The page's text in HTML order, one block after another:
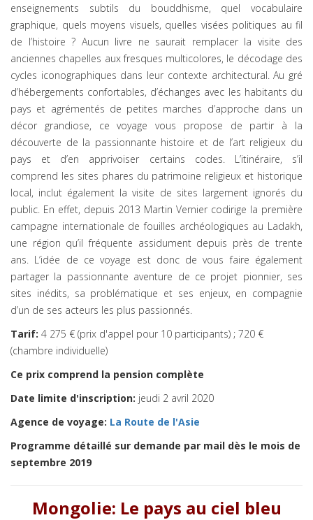
enseignements subtils du bouddhisme, quel vocabulaire
graphique, quels moyens visuels, quelles visées politiques au fil
de l’histoire ? Aucun livre ne saurait remplacer la visite des
anciennes chapelles aux fresques multicolores, le décodage des
cycles iconographiques dans leur contexte architectural. Au gré
d’hébergements confortables, d’échanges avec les habitants du
pays et agrémentés de petites marches d’approche dans un
décor grandiose, ce voyage vous propose de partir à la
découverte de la passionnante histoire et de l’art religieux du
pays et d’en apprivoiser certains codes. L’itinéraire, s’il
comprend les sites phares du patrimoine religieux et historique
local, inclut également la visite de sites largement ignorés du
public. En effet, depuis 2013 Martin Vernier codirige la première
campagne internationale de fouilles archéologiques au Ladakh,
une région qu’il fréquente assidument depuis près de trente
ans. L’idée de ce voyage est donc de vous faire également
partager la passionnante aventure de ce projet pionnier, ses
sites inédits, sa problématique et ses enjeux, en compagnie
d’un de ses acteurs les plus passionnés.
Tarif: 4 275 € (prix d'appel pour 10 participants) ; 720 €
(chambre individuelle)
Ce prix comprend la pension complète
Date limite d'inscription: jeudi 2 avril 2020
Agence de voyage: La Route de l'Asie
Programme détaillé sur demande par mail dès le mois de
septembre 2019
Mongolie: Le pays au ciel bleu